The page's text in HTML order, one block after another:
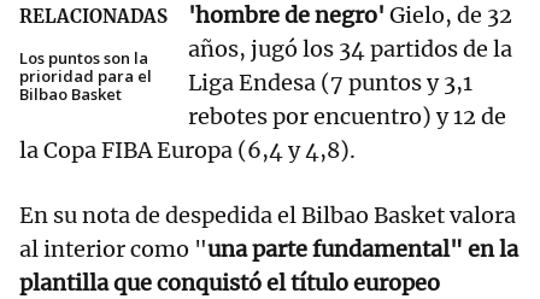
RELACIONADAS
Los puntos son la
prioridad para el
Bilbao Basket
'hombre de negro' Gielo, de 32
años, jugó los 34 partidos de la
Liga Endesa (7 puntos y 3,1
rebotes por encuentro) y 12 de
la Copa FIBA Europa (6,4 y 4,8).
En su nota de despedida el Bilbao Basket valora
al interior como "una parte fundamental" en la
plantilla que conquistó el título europeo